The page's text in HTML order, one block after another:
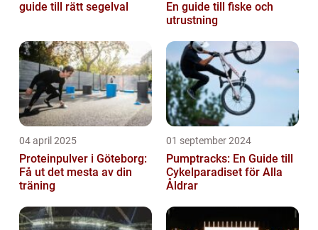
guide till rätt segelval
En guide till fiske och
utrustning
04 april 2025
Proteinpulver i Göteborg:
Få ut det mesta av din
träning
01 september 2024
Pumptracks: En Guide till
Cykelparadiset för Alla
Åldrar